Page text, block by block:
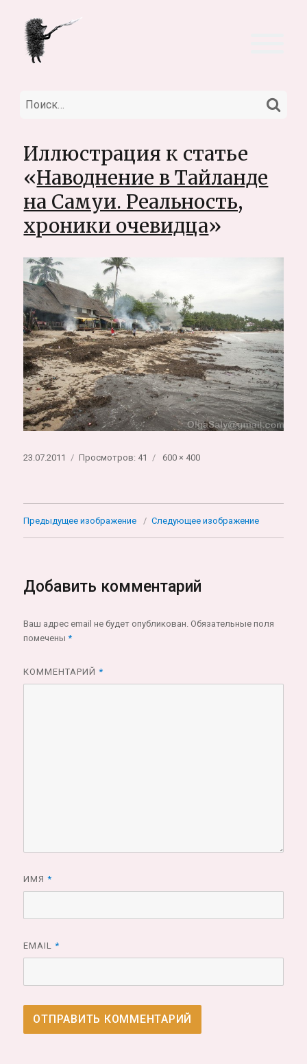
Искать:
Иллюстрация к статье
«Наводнение в Тайланде
на Самуи. Реальность,
хроники очевидца»
Опубликовано
23.07.2011 Просмотров: 41
Полный
600 × 400
Предыдущее изображение Следующее изображение
Добавить комментарий
Ваш адрес email не будет опубликован. Обязательные поля
помечены*
КОММЕНТАРИЙ*
ИМЯ*
EMAIL*